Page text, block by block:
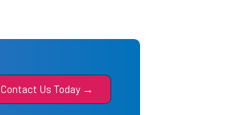
Contact Us Today →